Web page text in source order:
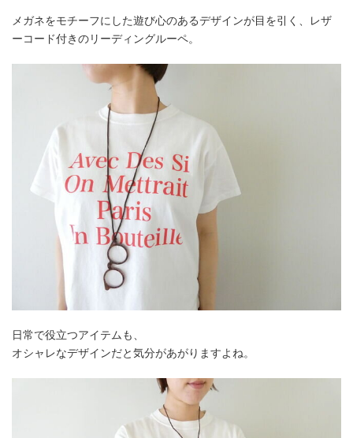
メガネをモチーフにした遊び心のあるデザインが目を引く、レザ
ーコード付きのリーディングルーペ。
日常で役立つアイテムも、
オシャレなデザインだと気分があがりますよね。